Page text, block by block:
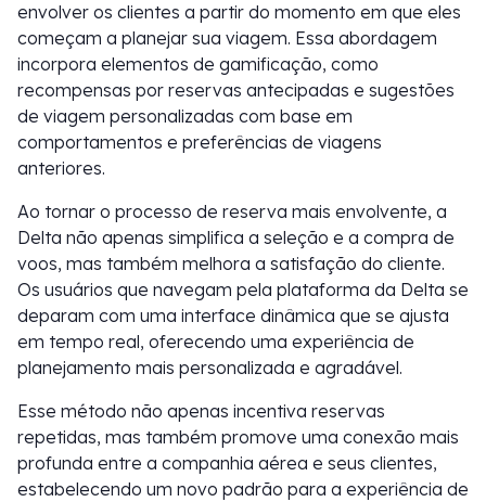
envolver os clientes a partir do momento em que eles
começam a planejar sua viagem. Essa abordagem
incorpora elementos de gamificação, como
recompensas por reservas antecipadas e sugestões
de viagem personalizadas com base em
comportamentos e preferências de viagens
anteriores.
Ao tornar o processo de reserva mais envolvente, a
Delta não apenas simplifica a seleção e a compra de
voos, mas também melhora a satisfação do cliente.
Os usuários que navegam pela plataforma da Delta se
deparam com uma interface dinâmica que se ajusta
em tempo real, oferecendo uma experiência de
planejamento mais personalizada e agradável.
Esse método não apenas incentiva reservas
repetidas, mas também promove uma conexão mais
profunda entre a companhia aérea e seus clientes,
estabelecendo um novo padrão para a experiência de